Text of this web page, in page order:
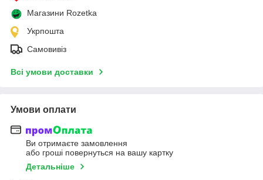
Магазини Rozetka
Укрпошта
Самовивіз
Всі умови доставки
Умови оплати
Ви отримаєте замовлення
або гроші повернуться на вашу картку
Детальніше